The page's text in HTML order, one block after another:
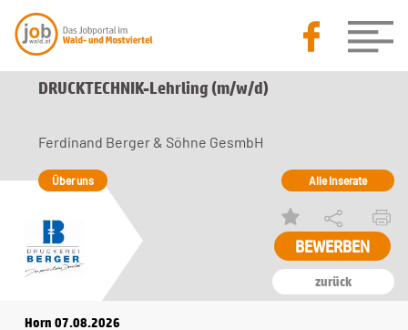
DRUCKTECHNIK-Lehrling (m/w/d)
zurück
Ferdinand Berger & Söhne GesmbH
Über uns Alle Inserate
Horn 07.08.2026